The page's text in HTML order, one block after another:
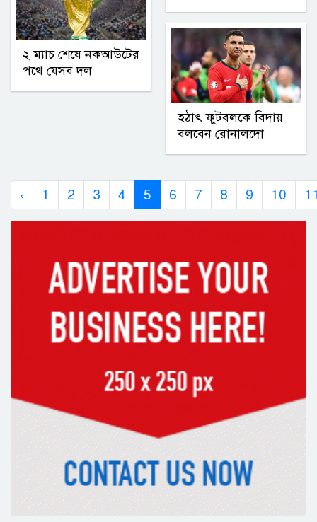
২ ম্যাচ শেষে নকআউটের
পথে যেসব দল
হঠাৎ ফুটবলকে বিদায়
বলবেন রোনালদো
‹ 1 2 3 4 5 6 7 8 9 10